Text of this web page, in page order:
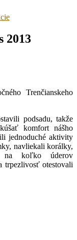
2013
Trenčianskeho
podsadu, takže
komfort nášho
jednoduché aktivity
navliekali korálky,
koľko úderov
trpezlivosť otestovali